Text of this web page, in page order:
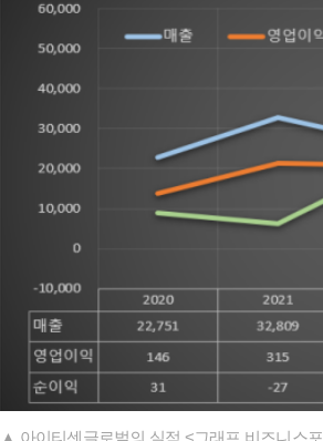
▲ 아이티센글로벌의 실적 <그래프 비즈니스